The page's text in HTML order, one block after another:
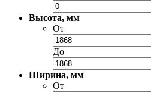
Высота, мм
От
До
Ширина, мм
От